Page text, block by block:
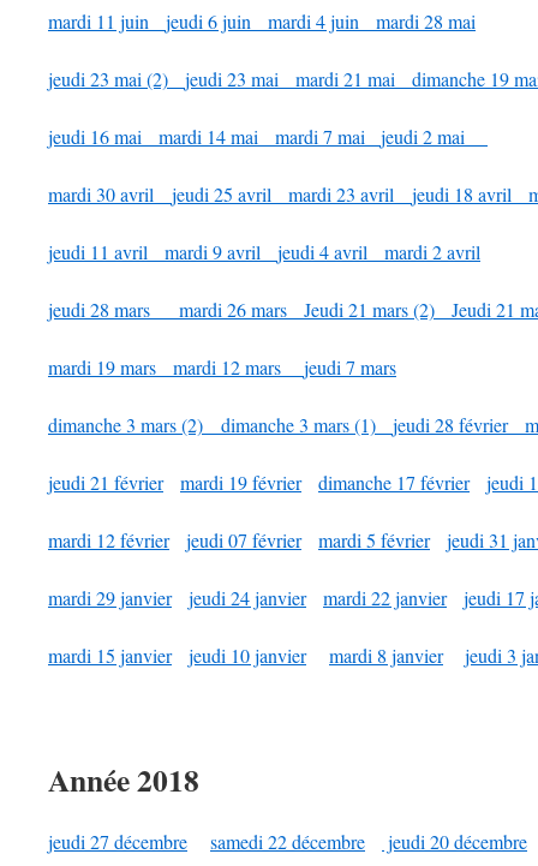
mardi 11 juin jeudi 6 juin mardi 4 juin mardi 28 mai
jeudi 23 mai (2) jeudi 23 mai mardi 21 mai dimanche 19
jeudi 16 mai mardi 14 mai mardi 7 mai jeudi 2 mai
mardi 30 avril jeudi 25 avril mardi 23 avril jeudi 18 avril
jeudi 11 avril mardi 9 avril jeudi 4 avril mardi 2 avril
jeudi 28 mars mardi 26 mars Jeudi 21 mars (2) Jeudi 21
mardi 19 mars mardi 12 mars jeudi 7 mars
dimanche 3 mars (2) dimanche 3 mars (1) jeudi 28 février
jeudi 21 février mardi 19 février dimanche 17 février jeudi
mardi 12 février jeudi 07 février mardi 5 février jeudi 31
mardi 29 janvier jeudi 24 janvier mardi 22 janvier jeudi 17
mardi 15 janvier jeudi 10 janvier mardi 8 janvier jeudi 3
Année 2018
jeudi 27 décembre samedi 22 décembre jeudi 20 décembre